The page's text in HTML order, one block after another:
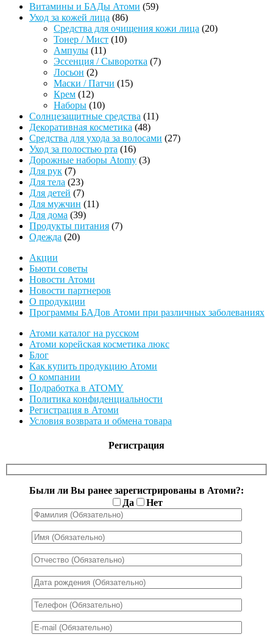
Витамины и БАДы Атоми 5959
Уход за кожей лица 8686
товаров
Средства для очищения кожи лица 2020
Тонер / Мист 1010
Ампулы 1111
товаров
Эссенция / Сыворотка 77
Лосьон 22
товара
Маски / Патчи 1515
Крем 1212
товаров
Наборы 1010
товаров
Солнцезащитные средства 1111
Декоративная косметика 4848
товаров
Средства для ухода за волосами 2727
Уход за полостью рта 1616
товаров
Дорожные наборы Atomy 33
Для рук 77
товаров
Для тела 2323
товара
Для детей 77
товаров
Для мужчин 1111
Для дома 3939
товаров
Продукты питания 77
Одежда 2020
Акции
Бьюти советы
Новости Атоми
Новости партнеров
О продукции
Программы БАДов Атоми при различных заболеваниях
Атоми каталог на русском
Атоми корейская косметика люкс
Блог
Как купить продукцию Атоми
О компании
Подработка в ATOMY
Политика конфиденциальности
Регистрация в Атоми
Условия возврата и обмена товара
Регистрация
Были ли Вы ранее зарегистрированы в Атоми?:
Да
Нет